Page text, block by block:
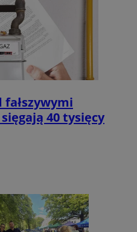
fałszywymi
40 tysięcy